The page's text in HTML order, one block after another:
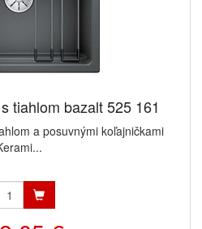
tiahlom bazalt 525 161
a posuvnými koľajničkami